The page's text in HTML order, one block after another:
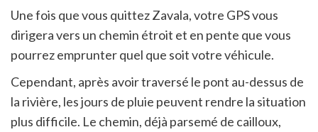
Une fois que vous quittez Zavala, votre GPS vous
dirigera vers un chemin étroit et en pente que vous
pourrez emprunter quel que soit votre véhicule.
Cependant, après avoir traversé le pont au-dessus de
la rivière, les jours de pluie peuvent rendre la situation
plus difficile. Le chemin, déjà parsemé de cailloux,